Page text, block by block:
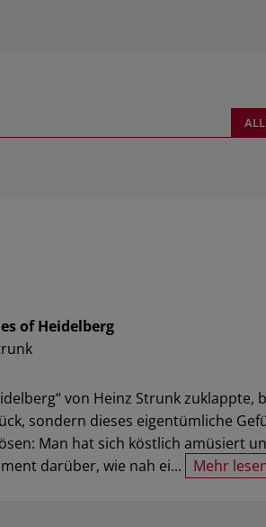
of Heidelberg
von Heinz Strunk zuklappte,
sondern dieses eigentümliche
Man hat sich köstlich amüsiert
darüber, wie nah ei...
Mehr